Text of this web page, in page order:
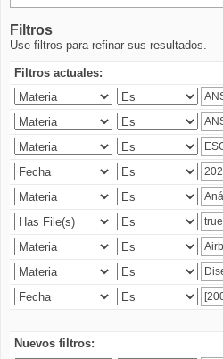
Filtros
Use filtros para refinar sus resultados.
Filtros actuales:
Nuevos filtros: